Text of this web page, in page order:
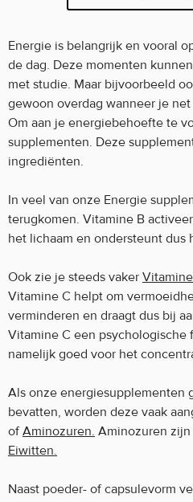
Energie is belangrijk en vooral
de dag. Deze momenten
met studie. Maar bijvoorbeeld
gewoon overdag wanneer je
Om aan je energiebehoefte te
supplementen. Deze
ingrediënten.
In veel van onze Energie
terugkomen. Vitamine B
het lichaam en ondersteunt dus
Ook zie je steeds vaker
Vitamine C helpt om
verminderen en draagt dus bij
Vitamine C een psychologische
namelijk goed voor het
Als onze energiesupplementen
bevatten, worden deze vaak
of Aminozuren. Aminozuren
Eiwitten.
Naast poeder- of capsulevorm